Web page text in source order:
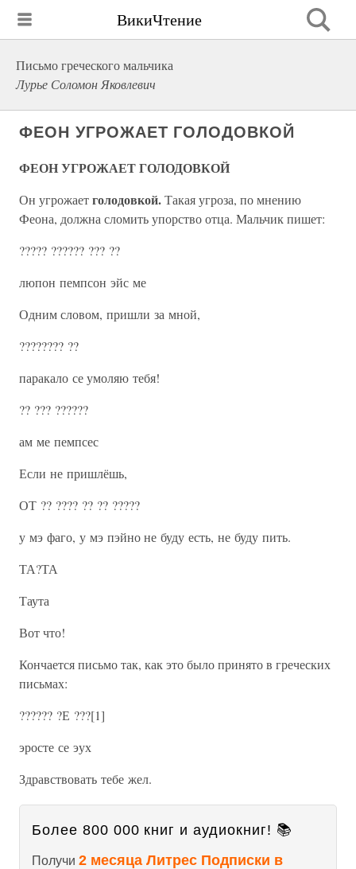
ВикиЧтение
Письмо греческого мальчика
Лурье Соломон Яковлевич
ФЕОН УГРОЖАЕТ ГОЛОДОВКОЙ
ФЕОН УГРОЖАЕТ ГОЛОДОВКОЙ
Он угрожаетголодовкой.Такая угроза, по мнению
Феона, должна сломить упорство отца. Мальчик пишет:
????? ?????? ??? ??
люпон пемпсон эйс ме
Одним словом, пришли за мной,
???????? ??
паракало се умоляю тебя!
?? ??? ??????
ам ме пемпсес
Если не пришлёшь,
ОТ ?? ???? ?? ?? ?????
у мэ фаго, у мэ пэйно не буду есть, не буду пить.
ТА?ТА
Таута
Вот что!
Кончается письмо так, как это было принято в греческих
письмах:
?????? ?Е ???[1]
эросте се эух
Здравствовать тебе жел.
Более 800 000 книг и аудиокниг! 📚
Получи 2 месяца Литрес Подписки в